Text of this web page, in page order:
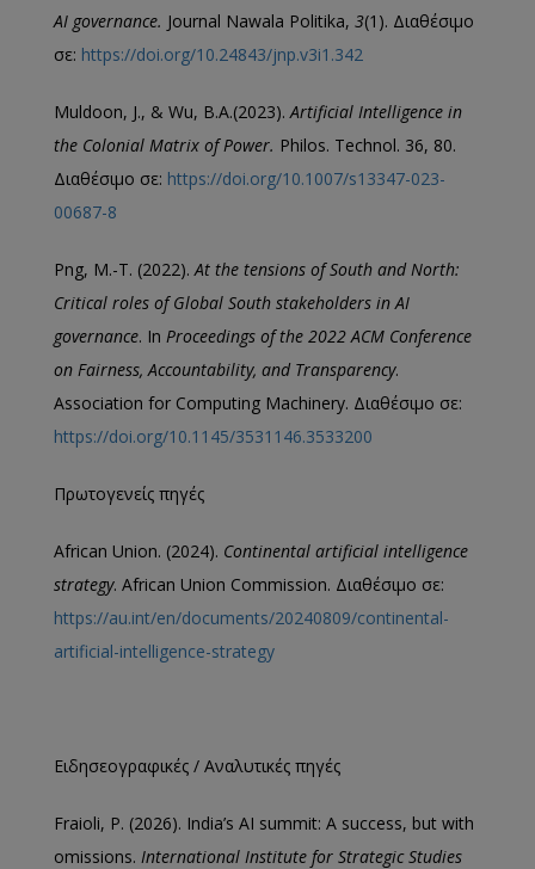
AI governance. Jοurnal Nawala Politika, 3(1). Διαθέσιμο
σε: https://doi.org/10.24843/jnp.v3i1.342
Muldoon, J., & Wu, B.A.(2023).Artificial Intelligence in
the Colonial Matrix of Power. Philos. Technol. 36, 80.
Διαθέσιμο σε: https://doi.org/10.1007/s13347-023-
00687-8
Png, M.-T. (2022).At the tensions of South and North:
Critical roles of Global South stakeholders in AI
governance. In Proceedings of the 2022 ACM Conference
on Fairness, Accountability, and Transparency.
Association for Computing Machinery. Διαθέσιμο σε:
https://doi.org/10.1145/3531146.3533200
Πρωτογενείς πηγές
African Union. (2024). Continental artificial intelligence
strategy. African Union Commission. Διαθέσιμο σε:
https://au.int/en/documents/20240809/continental-
artificial-intelligence-strategy
Ειδησεογραφικές / Αναλυτικές πηγές
Fraioli, P. (2026). India’s AI summit: A success, but with
omissions. International Institute for Strategic Studies